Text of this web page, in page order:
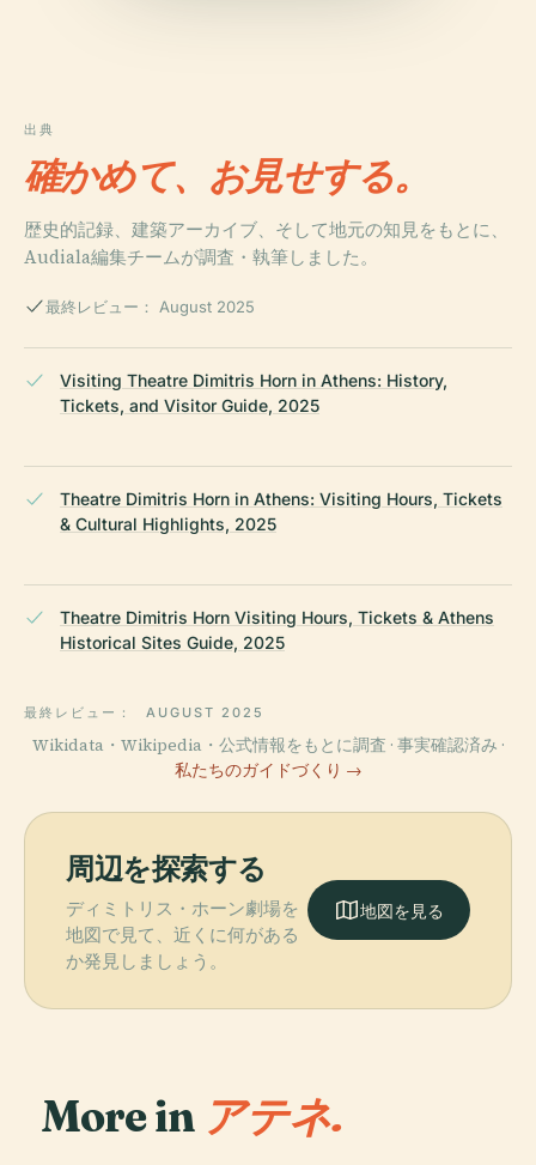
出典
確かめて、お見せする。
歴史的記録、建築アーカイブ、そして地元の知見をもとに、
Audiala編集チームが調査・執筆しました。
最終レビュー： August 2025
Visiting Theatre Dimitris Horn in Athens: History,
Tickets, and Visitor Guide, 2025
Theatre Dimitris Horn in Athens: Visiting Hours, Tickets
& Cultural Highlights, 2025
Theatre Dimitris Horn Visiting Hours, Tickets & Athens
Historical Sites Guide, 2025
最終レビュー： AUGUST 2025
Wikidata・Wikipedia・公式情報をもとに調査 · 事実確認済み ·
私たちのガイドづくり →
周辺を探索する
ディミトリス・ホーン劇場を
地図で見て、近くに何がある
か発見しましょう。
地図を見る
More in アテネ.